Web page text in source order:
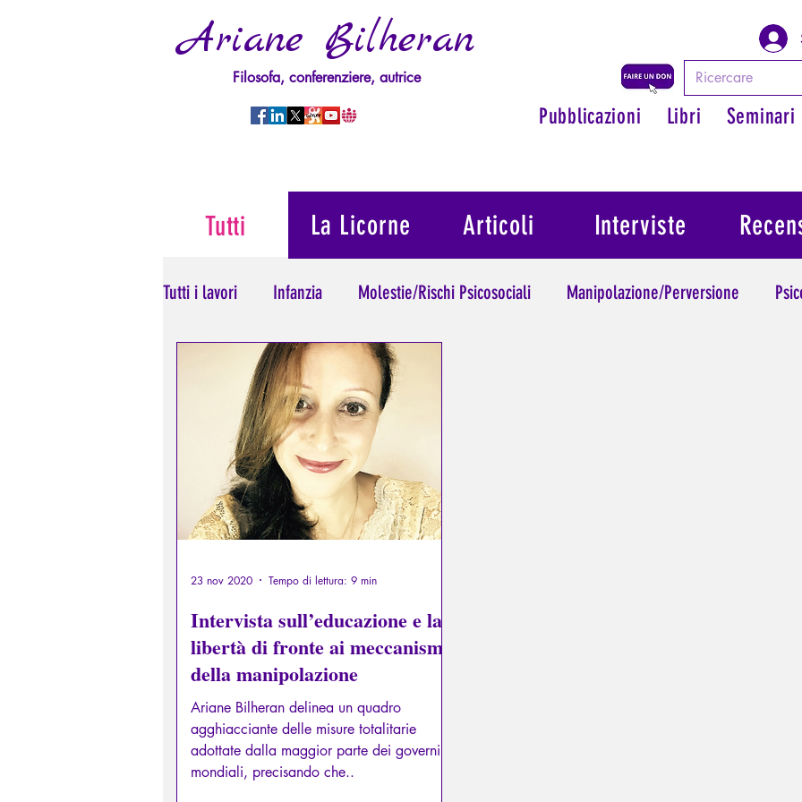
Ariane Bilheran
Filosofa, conferenziere, autrice
Pubblicazioni Libri Seminari
Tutti i lavori Infanzia Molestie/Rischi Psicosociali Manipolazione/Perversione
Psicopatologia del Potere Trauma
Diritti sessuali/Educazione
Filosofare attraverso i miti greci La Licorne
Intervista sull’educazione e la
libertà di fronte ai meccanismi
della manipolazione
Ariane Bilheran delinea un quadro
agghiacciante delle misure totalitarie
adottate dalla maggior parte dei governi
mondiali, precisando che..
23 nov 2020 Tempo di lettura: 9 min
La Licorne Articoli
Tutti Interviste